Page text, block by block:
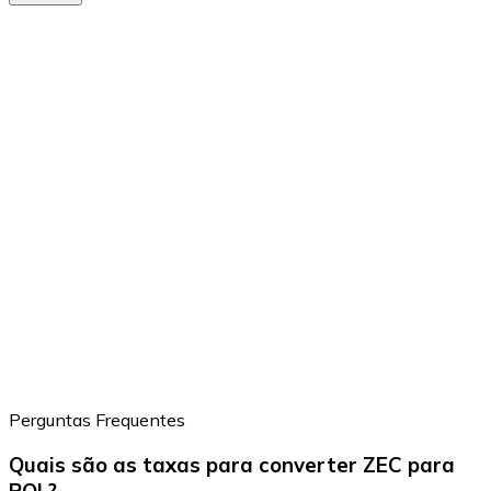
Perguntas Frequentes
Quais são as taxas para converter ZEC para